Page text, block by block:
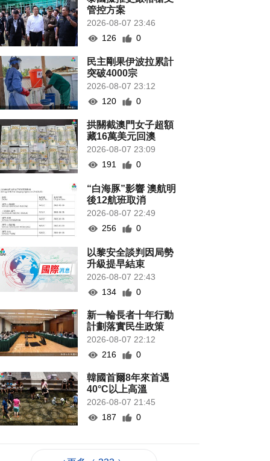
管控方案
2026-08-07 23:46
126
0
民主剛果伊波拉累計
突破4000宗
2026-08-07 23:12
120
0
拱關截澳門女子超額
藏16萬美元回澳
2026-08-07 23:09
191
0
“白海豚”影響 澳航明
後12航班取消
2026-08-07 22:49
256
0
以黎安全談判因局勢
升級提早結束
2026-08-07 22:43
134
0
新一輪長者十年行動
計劃落實民生政策
2026-08-07 22:12
216
0
韓國首爾8年來首遇
40°C以上高溫
2026-08-07 21:45
187
0